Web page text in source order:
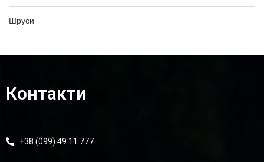
Шруси
Контакти
+38 (099) 49 11 777